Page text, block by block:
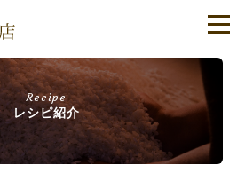
Recipe
レシピ紹介